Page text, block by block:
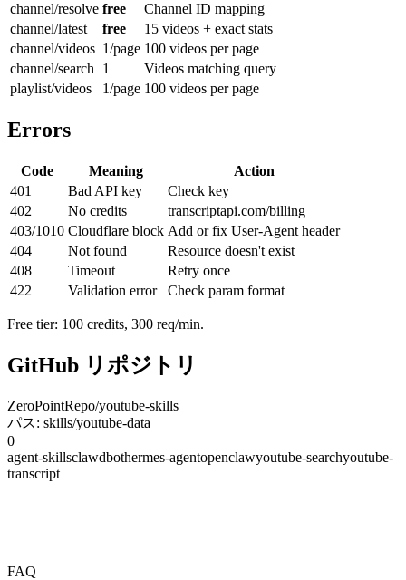
channel/resolve free
Channel ID mapping
channel/latest
free
15 videos + exact stats
channel/videos 1/page 100 videos per page
channel/search
1
Videos matching query
playlist/videos
1/page 100 videos per page
Errors
Code Meaning
Action
401
Bad API key
Check key
402
No credits
transcriptapi.com/billing
403/1010 Cloudflare block Add or fix User-Agent header
404
Not found
Resource doesn't exist
408
Timeout
Retry once
422
Validation error Check param format
Free tier: 100 credits, 300 req/min.
GitHub リポジトリ
ZeroPointRepo/youtube-skills
パス: skills/youtube-data
0
agent-skillsclawdbothermes-agentopenclawyoutube-searchyoutube-
transcript
FAQ